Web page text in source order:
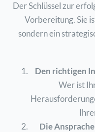
Der Schlüssel zur
Vorbereitung. Sie
sondern ein
Den richtigen
Wer ist
Die